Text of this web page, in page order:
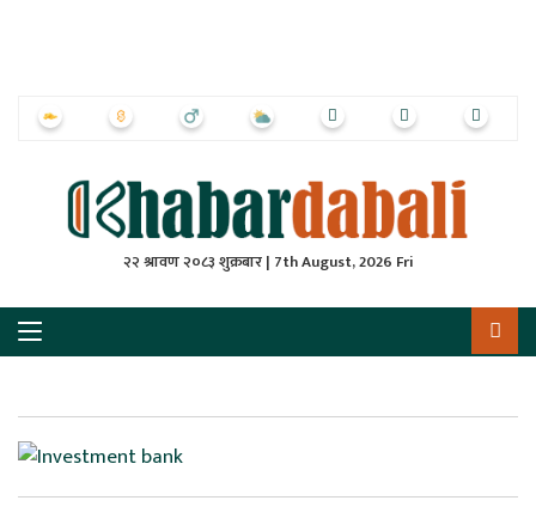
२२ श्रावण २०८३ शुक्रबार | 7th August, 2026 Fri